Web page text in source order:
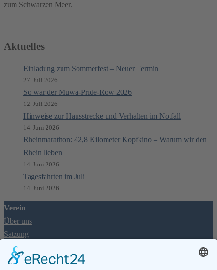
zum Schwarzen Meer.
Aktuelles
Einladung zum Sommerfest – Neuer Termin
27. Juli 2026
So war der Müwa-Pride-Row 2026
12. Juli 2026
Hinweise zur Hausstrecke und Verhalten im Notfall
14. Juni 2026
Rheinmarathon: 42,8 Kilometer Kopfkino – Warum wir den
Rhein lieben
14. Juni 2026
Tagesfahrten im Juli
14. Juni 2026
Verein
Über uns
Satzung
Jugendschutzkonzept
Ruderordnung